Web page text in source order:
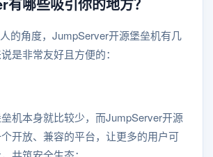
的角度，JumpServer开源堡垒机有几
是非常友好且方便的：
机本身就比较少，而JumpServer开源
开放、兼容的平台，让更多的用户可